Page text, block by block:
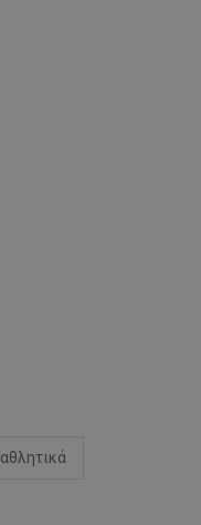
αθλητικά